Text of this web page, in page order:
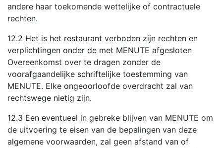
andere haar toekomende wettelijke of contractuele
rechten.
12.2 Het is het restaurant verboden zijn rechten en
verplichtingen onder de met MENUTE afgesloten
Overeenkomst over te dragen zonder de
voorafgaandelijke schriftelijke toestemming van
MENUTE. Elke ongeoorloofde overdracht zal van
rechtswege nietig zijn.
12.3 Een eventueel in gebreke blijven van MENUTE om
de uitvoering te eisen van de bepalingen van deze
algemene voorwaarden, zal geen afstand van of